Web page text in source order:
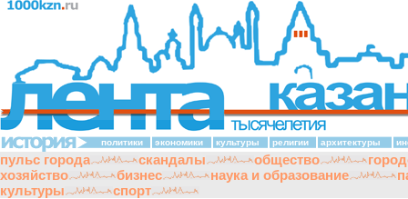
политики экономики культуры религии архитектуры
пульс города скандалы общество
хозяйство
бизнес наука и образование
культуры
спорт